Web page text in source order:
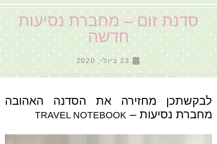
סדנת זום – מחברת נסיעות
חדשה
23 ביולי, 2020
לבקשתכן מחזירה את הסדנה האהובה
מחברת נסיעות – TRAVEL NOTEBOOK